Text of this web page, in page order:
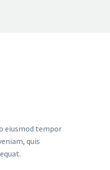
eiusmod tempor
quis